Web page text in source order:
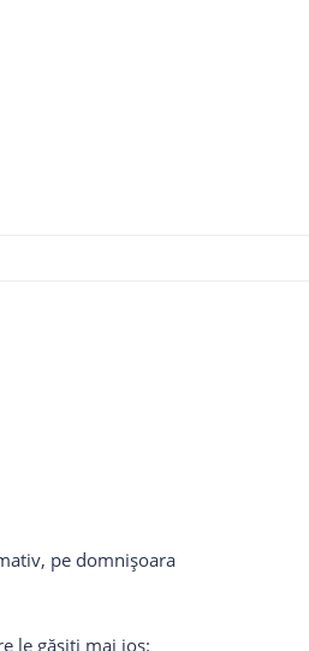
pe domnișoara
le găsiți mai jos: